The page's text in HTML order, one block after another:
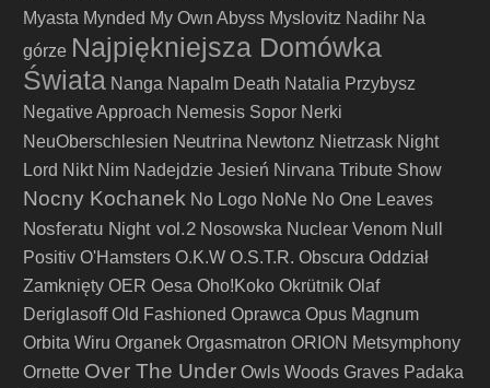
Myasta Mynded My Own Abyss Myslovitz Nadihr Na
górze Najpiękniejsza Domówka
Świata Nanga Napalm Death Natalia Przybysz
Negative Approach Nemesis Sopor Nerki
NeuOberschlesien Neutrina Newtonz Nietrzask Night
Lord Nikt Nim Nadejdzie Jesień Nirvana Tribute Show
Nocny Kochanek No Logo NoNe No One Leaves
Nosferatu Night vol.2 Nosowska Nuclear Venom Null
Positiv O'Hamsters O.K.W O.S.T.R. Obscura Oddział
Zamknięty OER Oesa Oho!Koko Okrütnik Olaf
Deriglasoff Old Fashioned Oprawca Opus Magnum
Orbita Wiru Organek Orgasmatron ORION Metsymphony
Ornette Over The Under Owls Woods Graves Padaka